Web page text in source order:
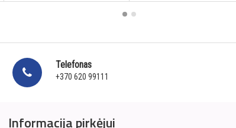
Telefonas
+370 620 99111
Informacija pirkėjui